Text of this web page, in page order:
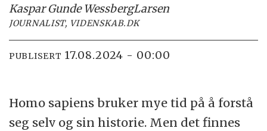
Kaspar Gunde WessbergLarsen
JOURNALIST, VIDENSKAB.DK
PUBLISERT 17.08.2024 - 00:00
Homo sapiens bruker mye tid på å forstå
seg selv og sin historie. Men det finnes